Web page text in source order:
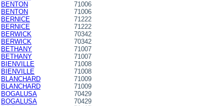
BENTON
71006
BENTON
71006
BERNICE
71222
BERNICE
71222
BERWICK
70342
BERWICK
70342
BETHANY
71007
BETHANY
71007
BIENVILLE
71008
BIENVILLE
71008
BLANCHARD
71009
BLANCHARD
71009
BOGALUSA
70429
BOGALUSA
70429